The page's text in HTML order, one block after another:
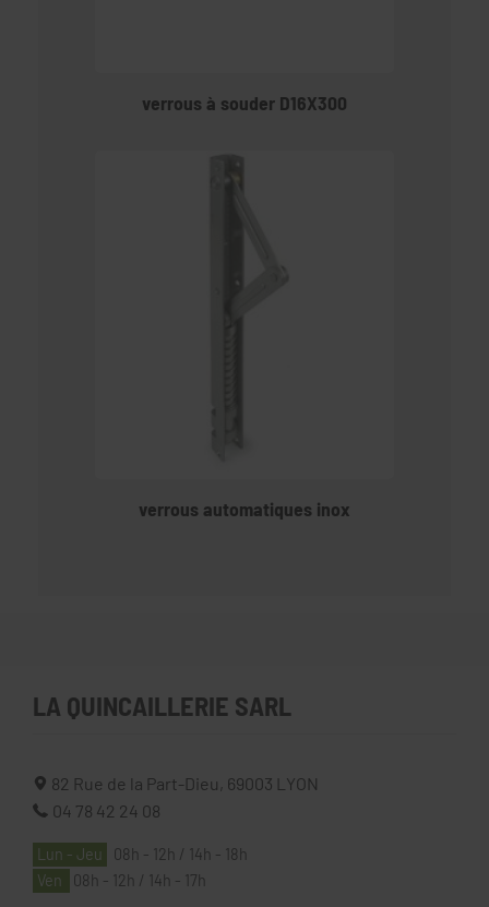
verrous à souder D16X300
verrous automatiques inox
LA QUINCAILLERIE SARL
82 Rue de la Part-Dieu, 69003
LYON
04 78 42 24 08
Lun - Jeu
08h - 12h / 14h - 18h
Ven
08h - 12h / 14h - 17h